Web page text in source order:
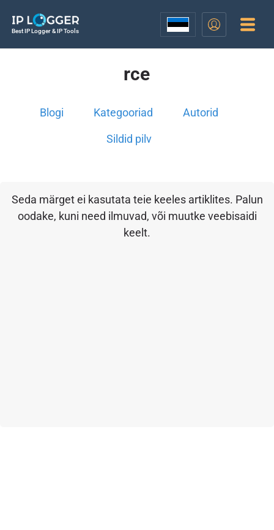
Best IP Logger & IP Tools
rce
Blogi Kategooriad Autorid
Sildid pilv